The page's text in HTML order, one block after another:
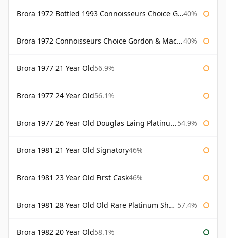
Brora 1972 Bottled 1993 Connoisseurs Choice Gordon & Macphail 40%
Brora 1972 Connoisseurs Choice Gordon & Macphail 40%
Brora 1977 21 Year Old56.9%
Brora 1977 24 Year Old56.1%
Brora 1977 26 Year Old Douglas Laing Platinum Selection 54.9%
Brora 1981 21 Year Old Signatory46%
Brora 1981 23 Year Old First Cask46%
Brora 1981 28 Year Old Old Rare Platinum Sherry Cask Douglas Laing Platinum Selection 57.4%
Brora 1982 20 Year Old58.1%